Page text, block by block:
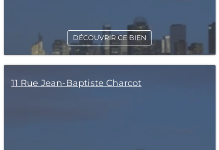
DÉCOUVRIR CE BIEN
11 Rue Jean-Baptiste Charcot